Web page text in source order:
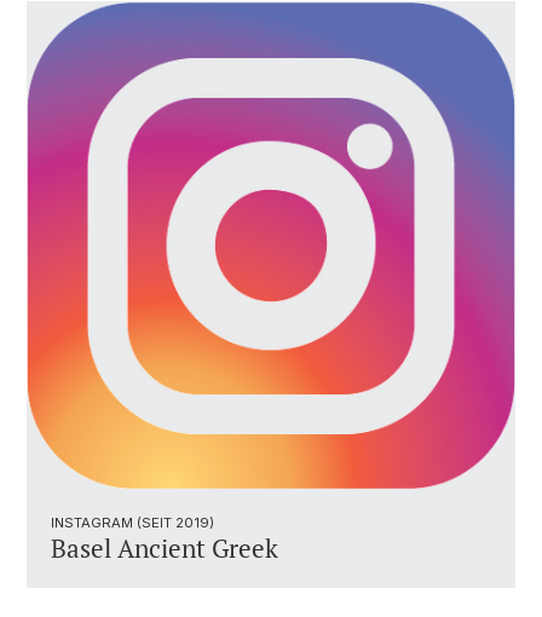
INSTAGRAM (SEIT 2019)
Basel Ancient Greek